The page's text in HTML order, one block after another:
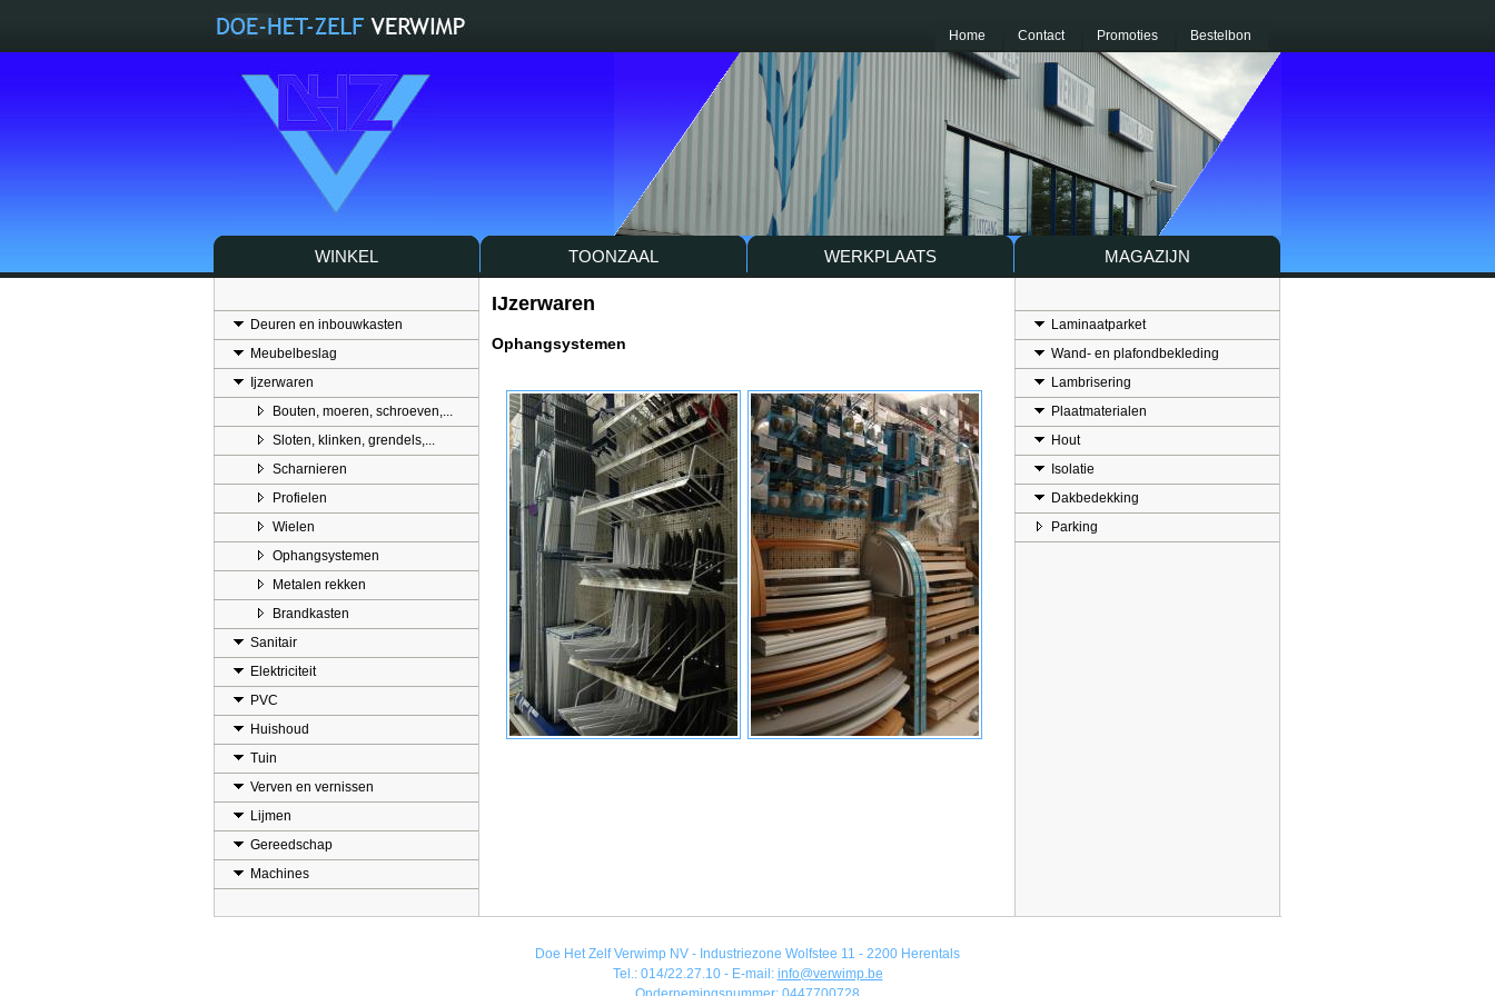
Bestelbon
Promoties
Contact
Home
WINKEL TOONZAAL WERKPLAATS MAGAZIJN
Deuren en inbouwkasten
Meubelbeslag
Ijzerwaren
Bouten, moeren, schroeven,...
Sloten, klinken, grendels,...
Scharnieren
Profielen
Wielen
Ophangsystemen
Metalen rekken
Brandkasten
Sanitair
Elektriciteit
PVC
Huishoud
Tuin
Verven en vernissen
Lijmen
Gereedschap
Machines
IJzerwaren
Ophangsystemen
Laminaatparket
Wand- en plafondbekleding
Lambrisering
Plaatmaterialen
Hout
Isolatie
Dakbedekking
Parking
Doe Het Zelf Verwimp NV - Industriezone Wolfstee 11 - 2200 Herentals
Tel.: 014/22.27.10 - E-mail: info@verwimp.be